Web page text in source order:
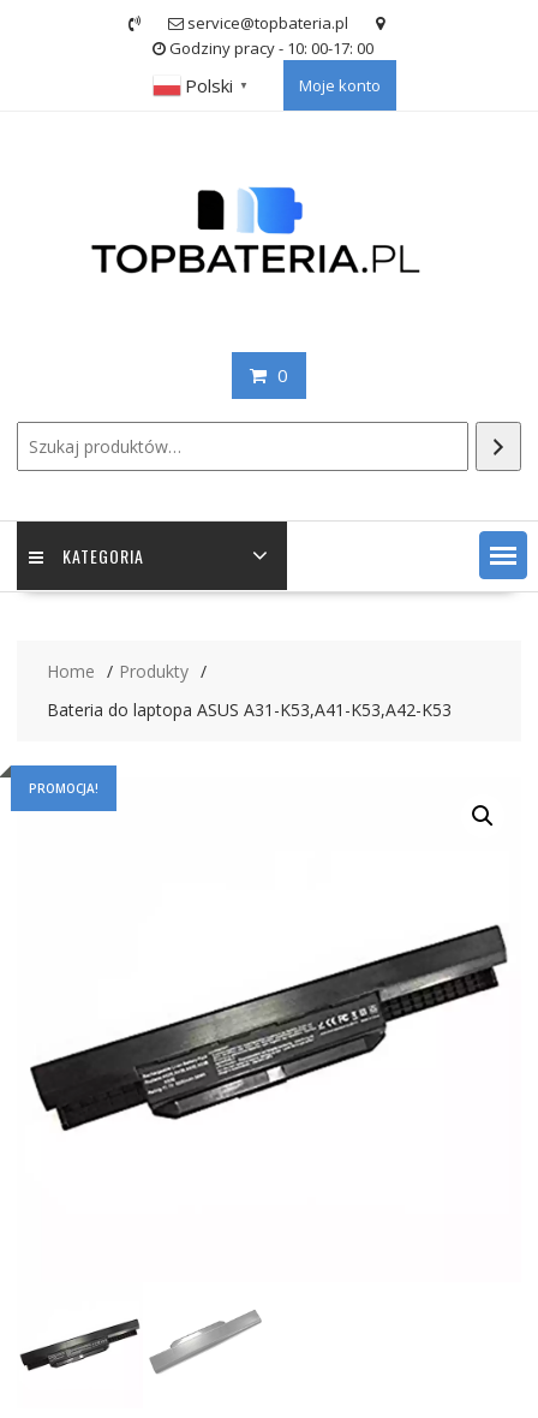
service@topbateria.pl
Godziny pracy - 10: 00-17: 00
Polski ▼ Moje konto
0
KATEGORIA
Home
Produkty
Bateria do laptopa ASUS A31-K53,A41-K53,A42-K53
PROMOCJA!